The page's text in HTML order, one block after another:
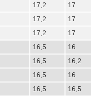
17,2
17
17,2
17
17,2 17
16,5
16
16,5
16,2
16,5
16
16,5 16,5